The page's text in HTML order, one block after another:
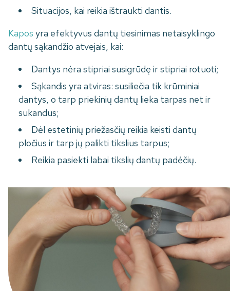
Situacijos, kai reikia ištraukti dantis.
Kapos yra efektyvus dantų tiesinimas netaisyklingo
dantų sąkandžio atvejais, kai:
Dantys nėra stipriai susigrūdę ir stipriai rotuoti;
Sąkandis yra atviras: susiliečia tik krūminiai
dantys, o tarp priekinių dantų lieka tarpas net ir
sukandus;
Dėl estetinių priežasčių reikia keisti dantų
pločius ir tarp jų palikti tikslius tarpus;
Reikia pasiekti labai tikslių dantų padėčių.